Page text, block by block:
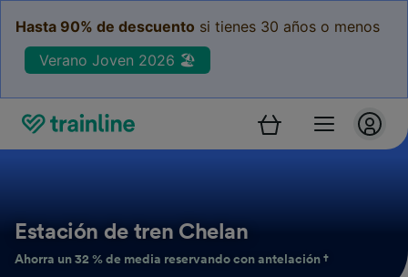
Hasta 90% de descuento si tienes 30 años o menos
Verano Joven 2026 🏖️
Estación de tren Chelan
Ahorra un 32 % de media reservando con antelación †